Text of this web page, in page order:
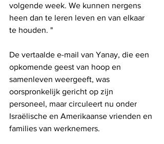
volgende week. We kunnen nergens
heen dan te leren leven en van elkaar
te houden. "
De vertaalde e-mail van Yanay, die een
opkomende geest van hoop en
samenleven weergeeft, was
oorspronkelijk gericht op zijn
personeel, maar circuleert nu onder
Israëlische en Amerikaanse vrienden en
families van werknemers.